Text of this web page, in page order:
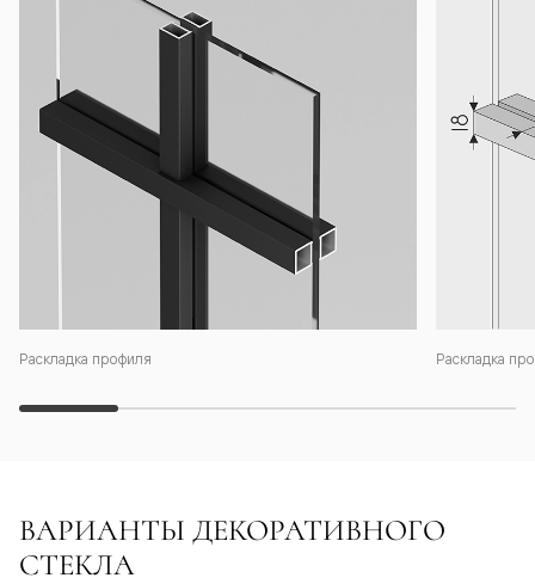
Раскладка профиля Раскладка
ВАРИАНТЫ ДЕКОРАТИВНОГО
СТЕКЛА